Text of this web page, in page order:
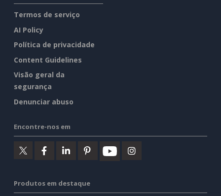
Termos de serviço
AI Policy
Política de privacidade
Content Guidelines
Visão geral da
segurança
Denunciar abuso
Encontre-nos em
Produtos em destaque